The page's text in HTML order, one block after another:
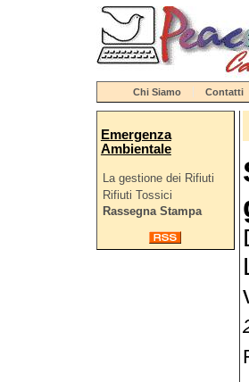
Chi Siamo Contatti
Emergenza
Ambientale
La gestione dei Rifiuti
Rifiuti Tossici
Rassegna Stampa